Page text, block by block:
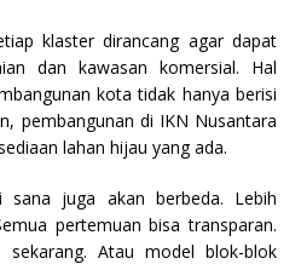
klaster dirancang agar dapat
dan kawasan komersial. Hal
kota tidak hanya berisi
pembangunan di IKN Nusantara
lahan hijau yang ada.
juga akan berbeda. Lebih
pertemuan bisa transparan.
Atau model blok-blok